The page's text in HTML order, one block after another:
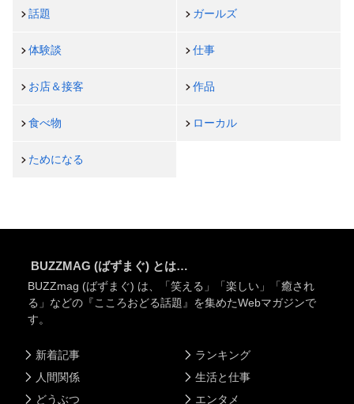
話題 ガールズ
体験談 仕事
お店＆接客 作品
食べ物 ローカル
ためになる
BUZZMAG (ばずまぐ) とは…
BUZZmag (ばずまぐ) は、「笑える」「楽しい」「癒され
る」などの『こころおどる話題』を集めたWebマガジンで
す。
新着記事
人間関係
どうぶつ
ランキング
生活と仕事
エンタメ